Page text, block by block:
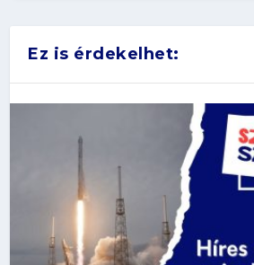
Ez is érdekelhet: